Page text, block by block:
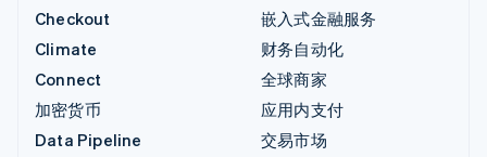
Checkout
Climate
Connect
加密货币
Data Pipeline
嵌入式金融服务
财务自动化
全球商家
应用内支付
交易市场